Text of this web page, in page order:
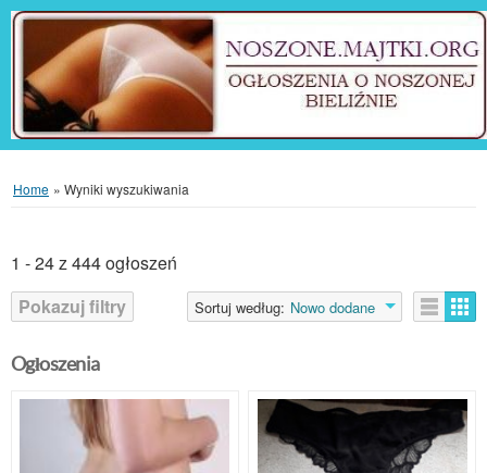
Home » Wyniki wyszukiwania
1 - 24 z 444 ogłoszeń
Pokazuj filtry
Sortuj według: Nowo dodane
Ogłoszenia